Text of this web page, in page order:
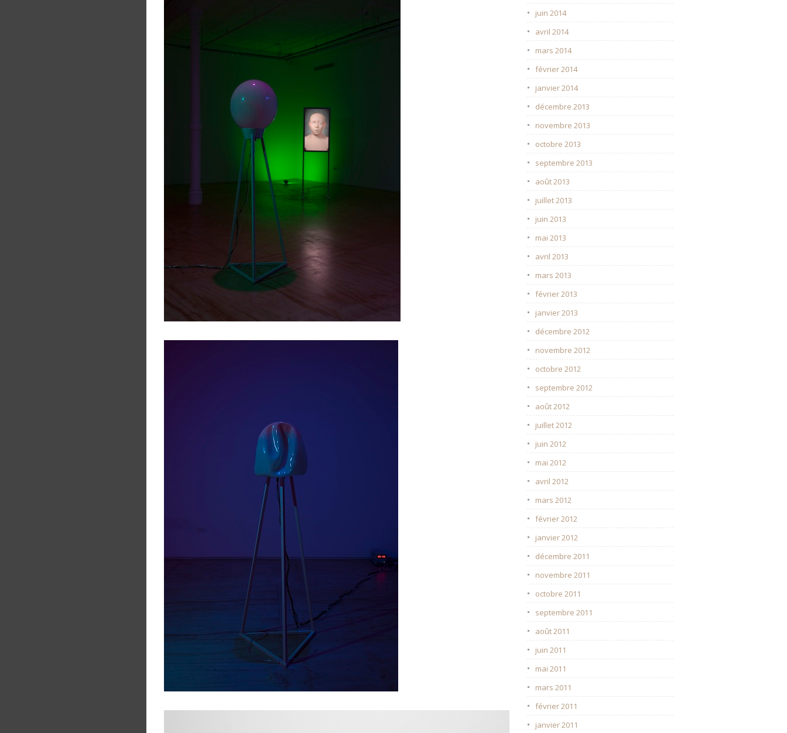
juin 2014
avril 2014
mars 2014
février 2014
janvier 2014
décembre 2013
novembre 2013
octobre 2013
septembre 2013
août 2013
juillet 2013
juin 2013
mai 2013
avril 2013
mars 2013
février 2013
janvier 2013
décembre 2012
novembre 2012
octobre 2012
septembre 2012
août 2012
juillet 2012
juin 2012
mai 2012
avril 2012
mars 2012
février 2012
janvier 2012
décembre 2011
novembre 2011
octobre 2011
septembre 2011
août 2011
juin 2011
mai 2011
mars 2011
février 2011
janvier 2011